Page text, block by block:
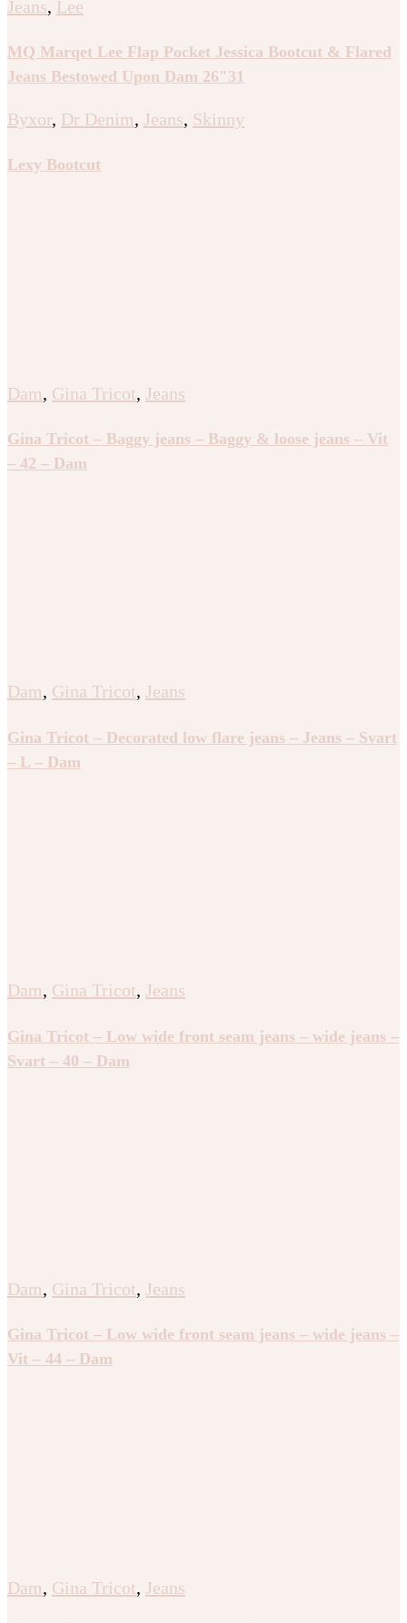
Jeans, Lee
MQ Marqet Lee Flap Pocket Jessica Bootcut & Flared
Jeans Bestowed Upon Dam 26″31
Byxor, Dr Denim, Jeans, Skinny
Lexy Bootcut
Dam, Gina Tricot, Jeans
Gina Tricot – Baggy jeans – Baggy & loose jeans – Vit
– 42 – Dam
Dam, Gina Tricot, Jeans
Gina Tricot – Decorated low flare jeans – Jeans – Svart
– L – Dam
Dam, Gina Tricot, Jeans
Gina Tricot – Low wide front seam jeans – wide jeans –
Svart – 40 – Dam
Dam, Gina Tricot, Jeans
Gina Tricot – Low wide front seam jeans – wide jeans –
Vit – 44 – Dam
Dam, Gina Tricot, Jeans